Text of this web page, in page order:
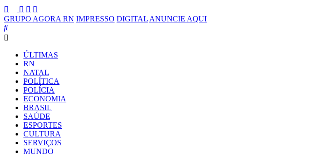
GRUPO AGORA RN IMPRESSO DIGITAL ANUNCIE AQUI
ÚLTIMAS
RN
NATAL
POLÍTICA
POLÍCIA
ECONOMIA
BRASIL
SAÚDE
ESPORTES
CULTURA
SERVIÇOS
MUNDO